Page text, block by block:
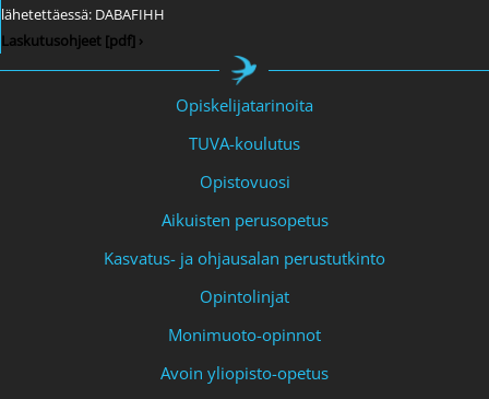
lähetettäessä: DABAFIHH
Laskutusohjeet [pdf] ›
Opiskelijatarinoita
TUVA-koulutus
Opistovuosi
Aikuisten perusopetus
Kasvatus- ja ohjausalan perustutkinto
Opintolinjat
Monimuoto-opinnot
Avoin yliopisto-opetus